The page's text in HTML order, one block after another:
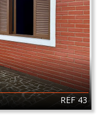
REF 43